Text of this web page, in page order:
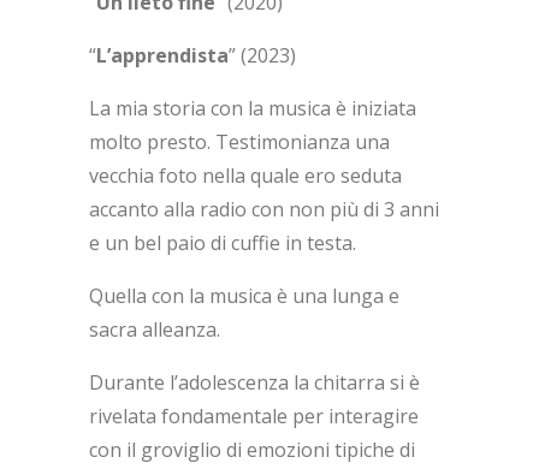
“L’apprendista” (2023)
La mia storia con la musica è iniziata
molto presto. Testimonianza una
vecchia foto nella quale ero seduta
accanto alla radio con non più di 3 anni
e un bel paio di cuffie in testa.
Quella con la musica è una lunga e
sacra alleanza.
Durante l’adolescenza la chitarra si è
rivelata fondamentale per interagire
con il groviglio di emozioni tipiche di